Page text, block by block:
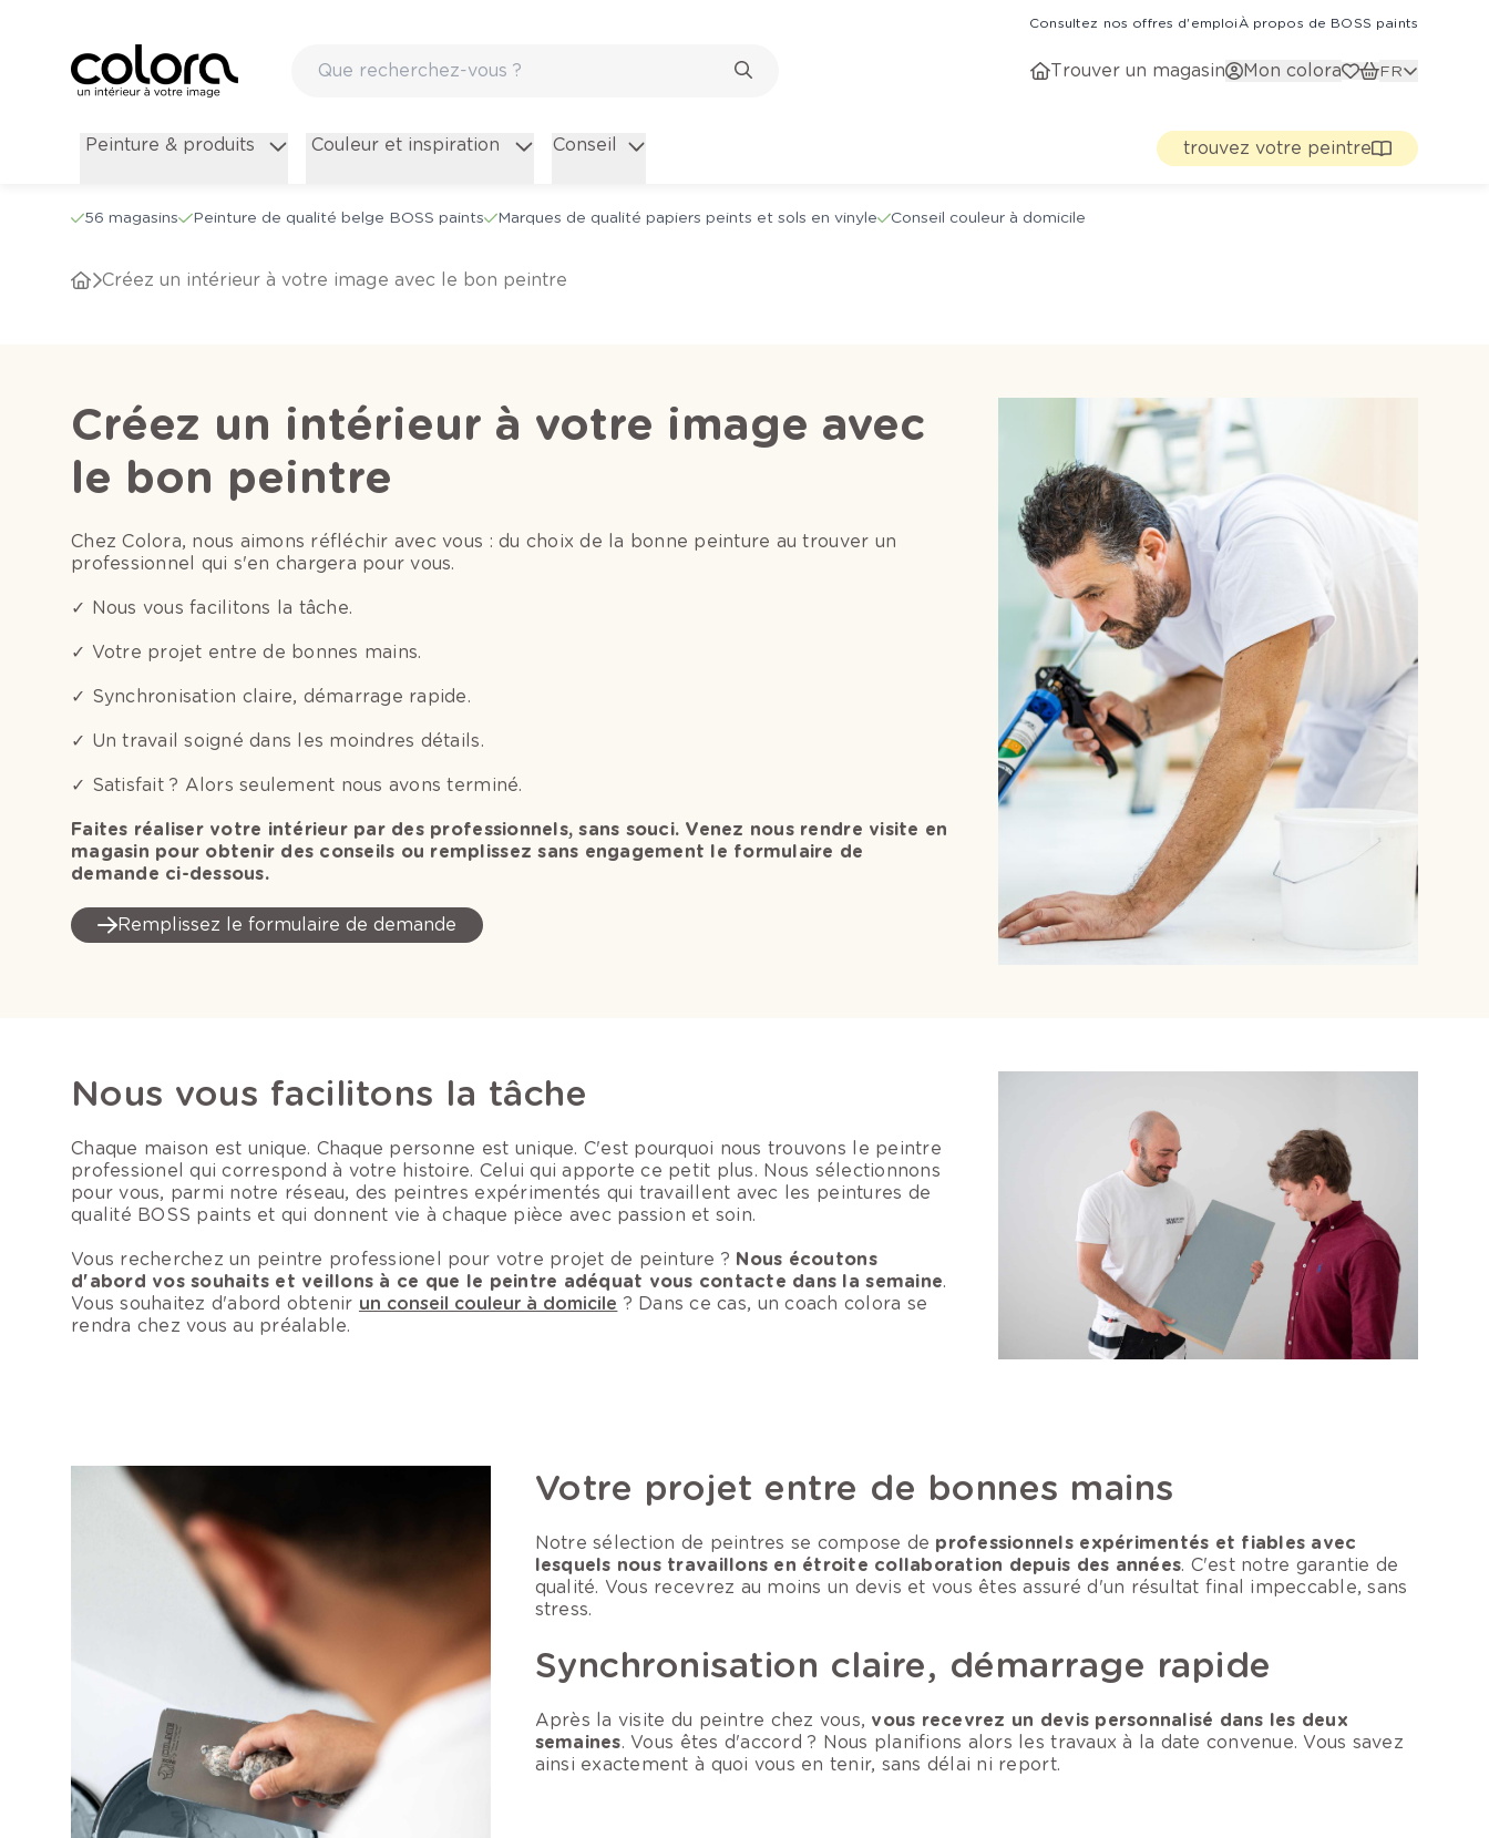
Consultez nos offres d'emploiÀ propos de BOSS paints
Trouver un magasin Mon colora FR
Peinture & produits Couleur et inspiration Conseil trouvez votre peintre
56 magasins Peinture de qualité belge BOSS paints Marques de qualité papiers peints et sols en vinyle Conseil couleur à domicile
Créez un intérieur à votre image avec le bon peintre
Créez un intérieur à votre image avec
le bon peintre
Chez Colora, nous aimons réfléchir avec vous : du choix de la bonne peinture au trouver un
professionnel qui s'en chargera pour vous.
✓ Nous vous facilitons la tâche.
✓ Votre projet entre de bonnes mains.
✓ Synchronisation claire, démarrage rapide.
✓ Un travail soigné dans les moindres détails.
✓ Satisfait ? Alors seulement nous avons terminé.
Faites réaliser votre intérieur par des professionnels, sans souci. Venez nous rendre visite en
magasin pour obtenir des conseils ou remplissez sans engagement le formulaire de
demande ci-dessous.
Remplissez le formulaire de demande
Nous vous facilitons la tâche
Chaque maison est unique. Chaque personne est unique. C'est pourquoi nous trouvons le peintre
professionel qui correspond à votre histoire. Celui qui apporte ce petit plus. Nous sélectionnons
pour vous, parmi notre réseau, des peintres expérimentés qui travaillent avec les peintures de
qualité BOSS paints et qui donnent vie à chaque pièce avec passion et soin.
Vous recherchez un peintre professionel pour votre projet de peinture ? Nous écoutons
d'abord vos souhaits et veillons à ce que le peintre adéquat vous contacte dans la semaine.
Vous souhaitez d'abord obtenir un conseil couleur à domicile ? Dans ce cas, un coach colora se
rendra chez vous au préalable.
Votre projet entre de bonnes mains
Notre sélection de peintres se compose de professionnels expérimentés et fiables avec
lesquels nous travaillons en étroite collaboration depuis des années. C'est notre garantie de
qualité. Vous recevrez au moins un devis et vous êtes assuré d'un résultat final impeccable, sans
stress. ​
Synchronisation claire, démarrage rapide
Après la visite du peintre chez vous, vous recevrez un devis personnalisé dans les deux
semaines. Vous êtes d'accord ? Nous planifions alors les travaux à la date convenue. Vous savez
ainsi exactement à quoi vous en tenir, sans délai ni report.